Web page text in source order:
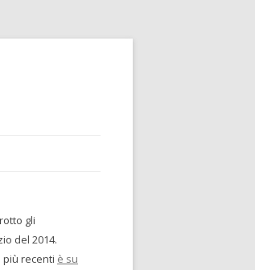
gli
del 2014.
più recenti è su